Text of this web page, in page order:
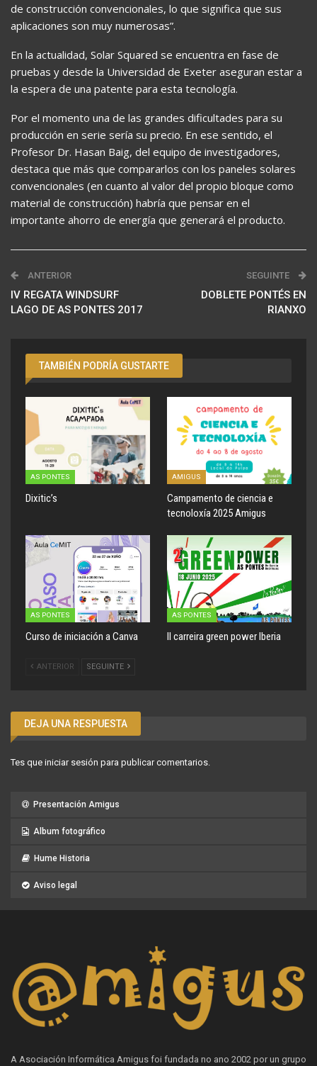
de construcción convencionales, lo que significa que sus
aplicaciones son muy numerosas”.
En la actualidad, Solar Squared se encuentra en fase de
pruebas y desde la Universidad de Exeter aseguran estar a
la espera de una patente para esta tecnología.
Por el momento una de las grandes dificultades para su
producción en serie sería su precio. En ese sentido, el
Profesor Dr. Hasan Baig, del equipo de investigadores,
destaca que más que compararlos con los paneles solares
convencionales (en cuanto al valor del propio bloque como
material de construcción) habría que pensar en el
importante ahorro de energía que generará el producto.
ANTERIOR
IV REGATA WINDSURF
LAGO DE AS PONTES 2017
SEGUINTE
DOBLETE PONTÉS EN
RIANXO
TAMBIÉN PODRÍA GUSTARTE
AS PONTES
Dixitic’s
AMIGUS
Campamento de ciencia e
tecnoloxía 2025 Amigus
AS PONTES
Curso de iniciación a Canva
AS PONTES
II carreira green power Iberia
ANTERIOR SEGUINTE
DEJA UNA RESPUESTA
Tes que iniciar sesión para publicar comentarios.
Presentación Amigus
Album fotográfico
Hume Historia
Aviso legal
A Asociación Informática Amigus foi fundada no ano 2002 por un grupo